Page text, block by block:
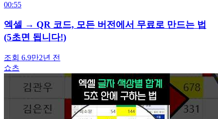
00:55
엑셀 → QR 코드, 모든 버전에서 무료로 만드는 법
(5초면 됩니다!)
조회 6.9만2년 전
쇼츠